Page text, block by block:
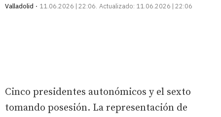
Valladolid
11.06.2026 | 22:06 Actualizado: 11.06.2026 | 22:06
Cinco presidentes autonómicos y el sexto
tomando posesión. La representación de